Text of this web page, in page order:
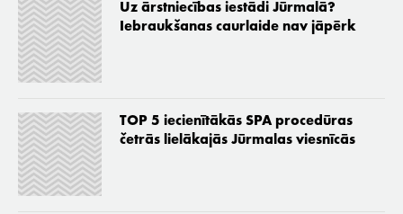
Uz ārstniecības iestādi Jūrmalā?
Iebraukšanas caurlaide nav jāpērk
TOP 5 iecienītākās SPA procedūras
četrās lielākajās Jūrmalas viesnīcās